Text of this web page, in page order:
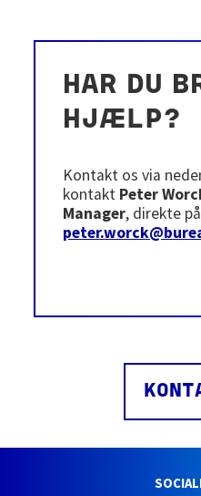
HAR DU
HJÆLP?
Kontakt os via
kontakt Peter
Manager, direkte på